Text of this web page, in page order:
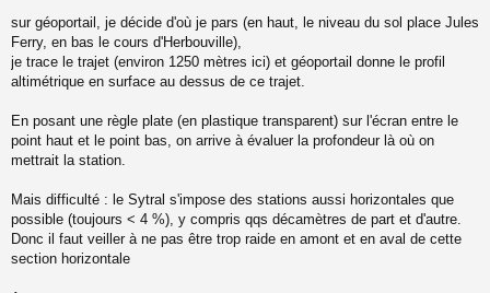
o
u
sur géoportail, je décide d'où je pars (en haut, le niveau du sol place Jules
Ferry, en bas le cours d'Herbouville),
je trace le trajet (environ 1250 mètres ici) et géoportail donne le profil
altimétrique en surface au dessus de ce trajet.
En posant une règle plate (en plastique transparent) sur l'écran entre le
point haut et le point bas, on arrive à évaluer la profondeur là où on
mettrait la station.
Mais difficulté : le Sytral s'impose des stations aussi horizontales que
possible (toujours < 4 %), y compris qqs décamètres de part et d'autre.
Donc il faut veiller à ne pas être trop raide en amont et en aval de cette
section horizontale